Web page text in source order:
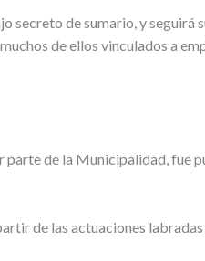
secreto de sumario, y seguirá
de ellos vinculados a
parte de la Municipalidad, fue
de las actuaciones